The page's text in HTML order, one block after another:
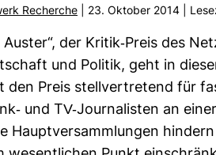
Recherche | 23. Oktober 2014 |
Auster“, der Kritik-​Preis des
und Politik, geht in
den Preis stell­ver­tre­tend für
und TV-​Jour­na­listen an
Haupt­ver­samm­lungen